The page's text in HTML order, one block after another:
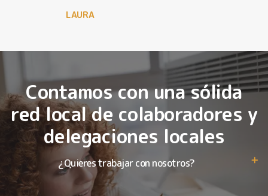
LAURA
Contamos con una sólida
red local de colaboradores y
delegaciones locales
¿Quieres trabajar con nosotros?